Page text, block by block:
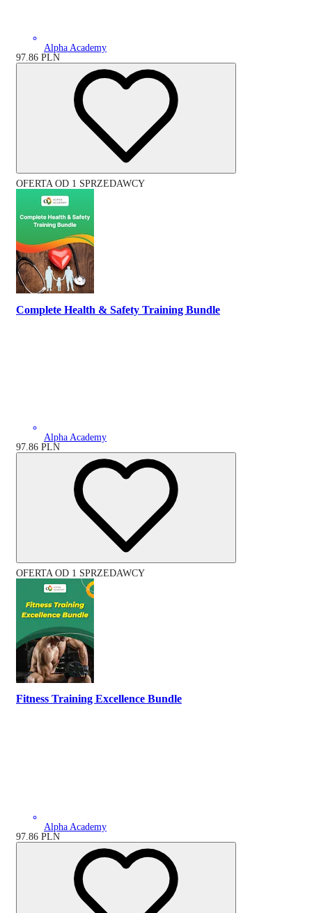
Alpha Academy
97.86 PLN
OFERTA OD 1 SPRZEDAWCY
Complete Health & Safety Training Bundle
Alpha Academy
97.86 PLN
OFERTA OD 1 SPRZEDAWCY
Fitness Training Excellence Bundle
Alpha Academy
97.86 PLN